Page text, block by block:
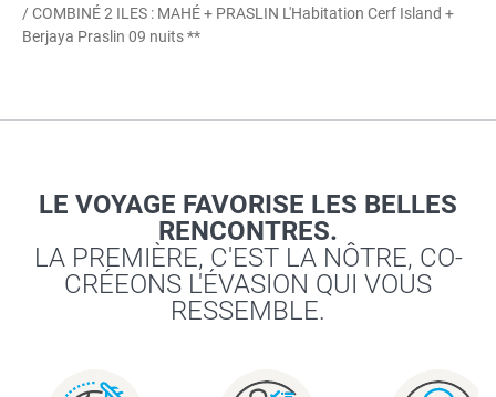
/ COMBINÉ 2 ILES : MAHÉ + PRASLIN L'Habitation Cerf Island +
Berjaya Praslin 09 nuits **
LE VOYAGE FAVORISE LES BELLES
RENCONTRES.
LA PREMIÈRE, C'EST LA NÔTRE, CO-
CRÉEONS L'ÉVASION QUI VOUS
RESSEMBLE.